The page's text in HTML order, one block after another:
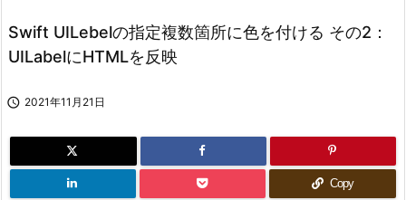
次へ
Swift UILebelの指定複数箇所に色を付ける その2：
UILabelにHTMLを反映
 2021年11月21日
Copy